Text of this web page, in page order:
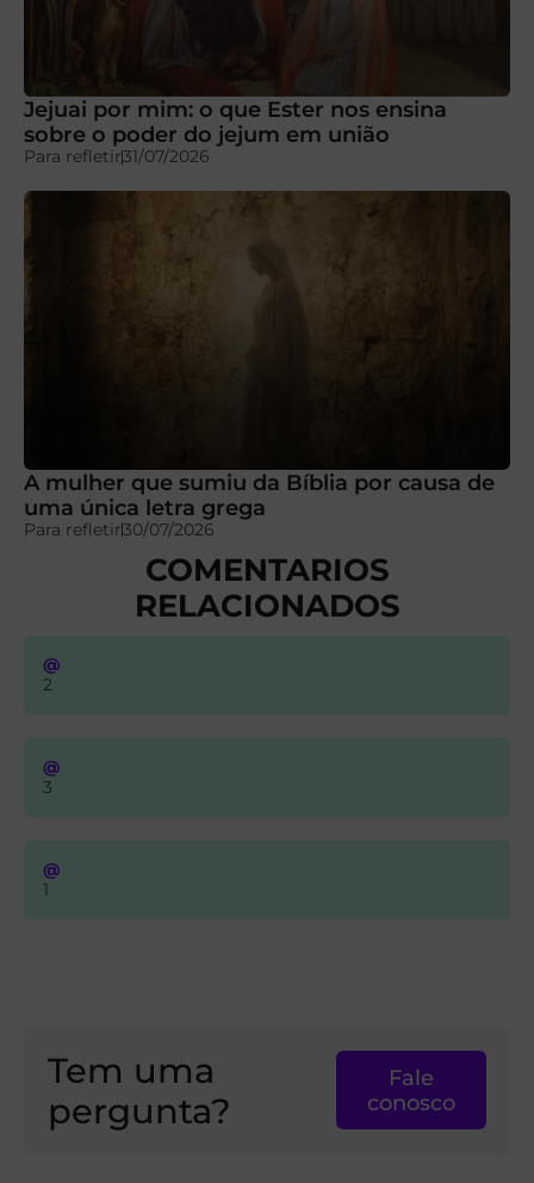
Jejuai por mim: o que Ester nos ensina
sobre o poder do jejum em união
Para refletir31/07/2026
A mulher que sumiu da Bíblia por causa de
uma única letra grega
Para refletir30/07/2026
COMENTARIOS
RELACIONADOS
@
2
@
3
@
1
Tem uma
pergunta?
Fale
conosco